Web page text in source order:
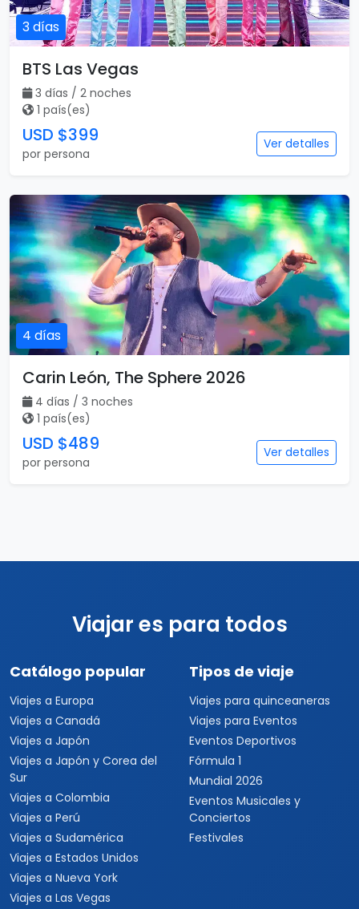
3 días
BTS Las Vegas
3 días / 2 noches
1 país(es)
USD $399
por persona
Ver detalles
4 días
Carin León, The Sphere 2026
4 días / 3 noches
1 país(es)
USD $489
por persona
Ver detalles
Viajar es para todos
Catálogo popular
Viajes a Europa
Viajes a Canadá
Viajes a Japón
Viajes a Japón y Corea del
Sur
Viajes a Colombia
Viajes a Perú
Viajes a Sudamérica
Viajes a Estados Unidos
Viajes a Nueva York
Viajes a Las Vegas
Tipos de viaje
Viajes para quinceaneras
Viajes para Eventos
Eventos Deportivos
Fórmula 1
Mundial 2026
Eventos Musicales y
Conciertos
Festivales